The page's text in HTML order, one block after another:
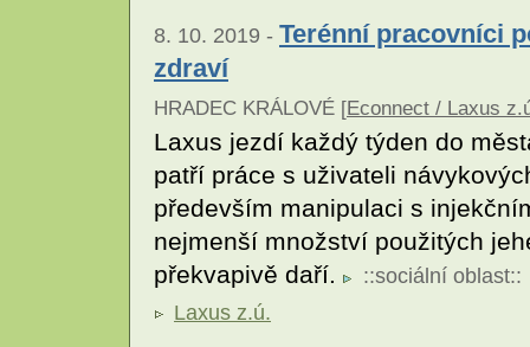
8. 10. 2019 - Terénní pracovníci
zdraví
HRADEC KRÁLOVÉ [Econnect / Laxus
Laxus jezdí každý týden do
patří práce s uživateli
především manipulaci s
nejmenší množství použitých
překvapivě daří.
::sociální oblast::
Laxus z.ú.